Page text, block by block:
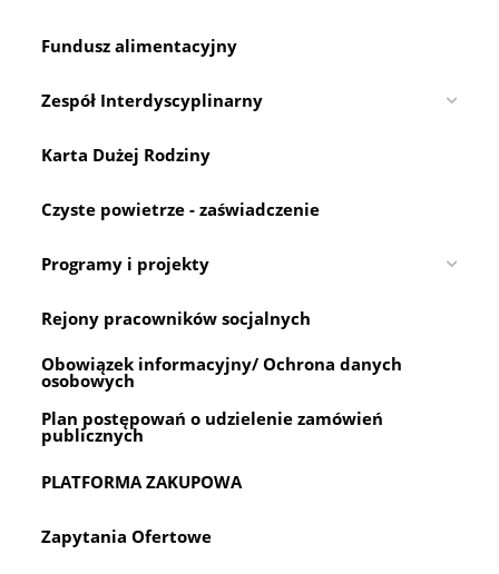
Fundusz alimentacyjny
Zespół Interdyscyplinarny
Karta Dużej Rodziny
Czyste powietrze - zaświadczenie
Programy i projekty
Rejony pracowników socjalnych
Obowiązek informacyjny/ Ochrona danych
osobowych
Plan postępowań o udzielenie zamówień
publicznych
PLATFORMA ZAKUPOWA
Zapytania Ofertowe